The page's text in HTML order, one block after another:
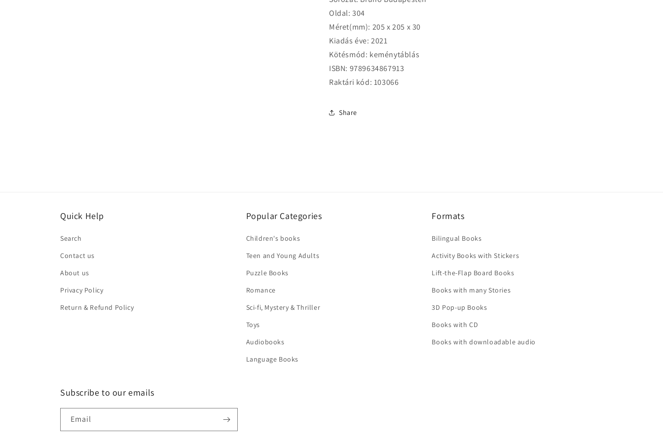
Oldal: 304
Méret(mm): 205 x 205 x 30
Kiadás éve: 2021
Kötésmód: keménytáblás
ISBN: 9789634867913
Raktári kód: 103066
Share
Quick Help
Search
Contact us
About us
Privacy Policy
Return & Refund Policy
Popular Categories
Children's books
Teen and Young Adults
Puzzle Books
Romance
Sci-fi, Mystery & Thriller
Toys
Audiobooks
Language Books
Formats
Bilingual Books
Activity Books with Stickers
Lift-the-Flap Board Books
Books with many Stories
3D Pop-up Books
Books with CD
Books with downloadable audio
Subscribe to our emails
Email